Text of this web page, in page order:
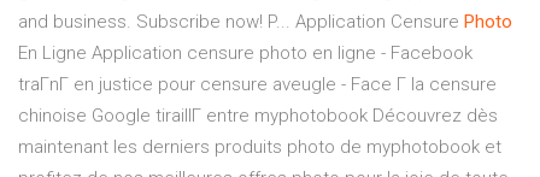
and business. Subscribe now! P... Application Censure Photo
En Ligne Application censure photo en ligne - Facebook
traГnГ en justice pour censure aveugle - Face Г la censure
chinoise Google tiraillГ entre myphotobook Découvrez dès
maintenant les derniers produits photo de myphotobook et